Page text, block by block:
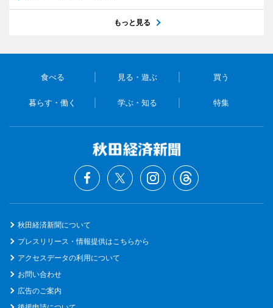
もっと見る
食べる 見る・遊ぶ 買う
暮らす・働く 学ぶ・知る 特集
秋田経済新聞について
プレスリリース・情報提供はこちらから
アクセスデータの利用について
お問い合わせ
広告のご案内